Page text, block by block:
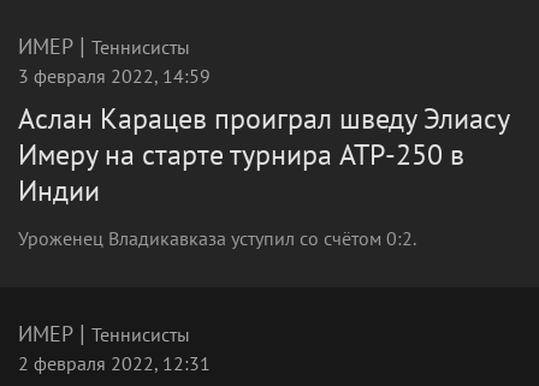
ИМЕР | Теннисисты
3 февраля 2022, 14:59
Аслан Карацев проиграл шведу Элиасу
Имеру на старте турнира ATP-250 в
Индии
Уроженец Владикавказа уступил со счётом 0:2.
ИМЕР | Теннисисты
2 февраля 2022, 12:31